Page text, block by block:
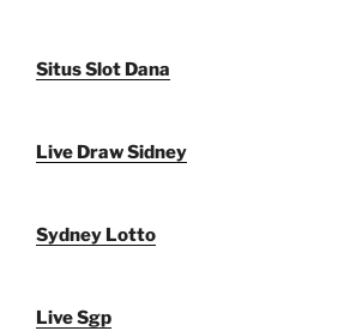
Situs Slot Dana
Live Draw Sidney
Sydney Lotto
Live Sgp